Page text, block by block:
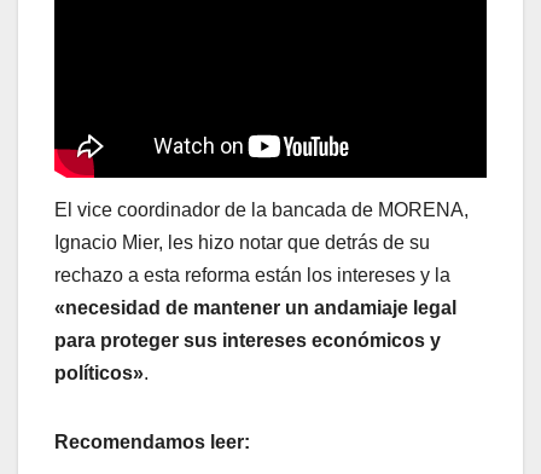
El vice coordinador de la bancada de MORENA,
Ignacio Mier, les hizo notar que detrás de su
rechazo a esta reforma están los intereses y la
«necesidad de mantener un andamiaje legal
para proteger sus intereses económicos y
políticos».
Recomendamos leer: